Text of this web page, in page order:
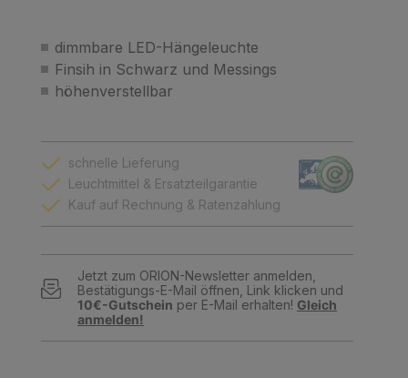
dimmbare LED-Hängeleuchte
Finsih in Schwarz und Messings
höhenverstellbar
schnelle Lieferung
Leuchtmittel & Ersatzteilgarantie
Kauf auf Rechnung & Ratenzahlung
Jetzt zum ORION-Newsletter anmelden,
Bestätigungs-E-Mail öffnen, Link klicken und
10€-Gutschein per E-Mail erhalten! Gleich
anmelden!